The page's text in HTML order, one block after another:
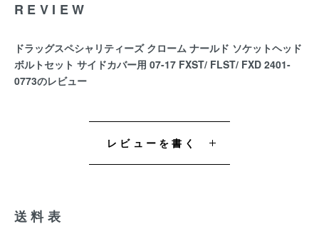
REVIEW
ドラッグスペシャリティーズ クローム ナールド ソケットヘッド
ボルトセット サイドカバー用 07-17 FXST/ FLST/ FXD 2401-
0773のレビュー
レビューを書く
送料表